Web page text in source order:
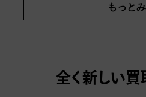
もっと
全く新しい買